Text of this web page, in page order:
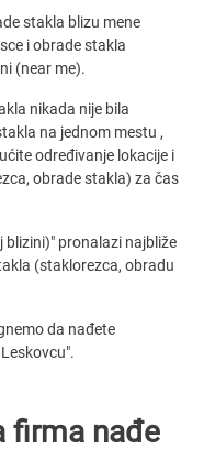
stakla blizu mene
i obrade stakla
(near me).
nikada nije bila
na jednom mestu ,
određivanje lokacije i
obrade stakla) za čas
blizini)" pronalazi najbliže
(staklorezca, obradu
da nađete
firma nađe